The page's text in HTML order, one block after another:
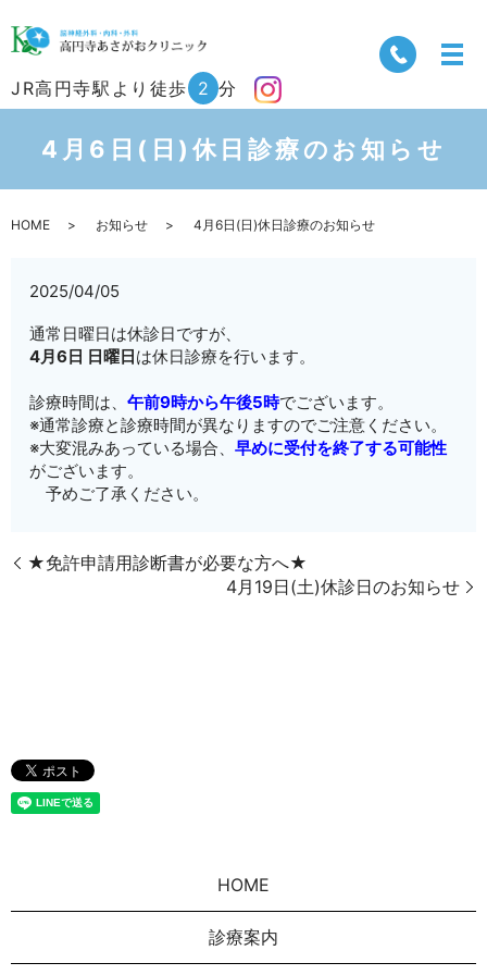
JR高円寺駅より徒歩 2 分
4月6日(日)休日診療のお知らせ
HOME お知らせ 4月6日(日)休日診療のお知らせ
2025/04/05
通常日曜日は休診日ですが、
4月6日 日曜日は休日診療を行います。
診療時間は、午前9時から午後5時でございます。
※通常診療と診療時間が異なりますのでご注意ください。
※大変混みあっている場合、早めに受付を終了する可能性
がございます。
予めご了承ください。
★免許申請用診断書が必要な方へ★
4月19日(土)休診日のお知らせ
HOME
診療案内